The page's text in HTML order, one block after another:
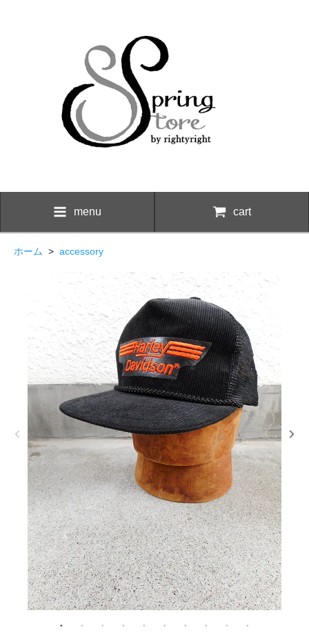
menu cart
ホーム > accessory